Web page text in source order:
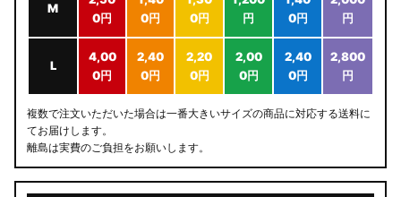
M
0円
0円
0円
円
0円
円
L
4,00
0円
2,40
0円
2,20
0円
2,00
0円
2,40
0円
2,800
円
複数で注文いただいた場合は一番大きいサイズの商品に対応する送料に
てお届けします。
離島は実費のご負担をお願いします。